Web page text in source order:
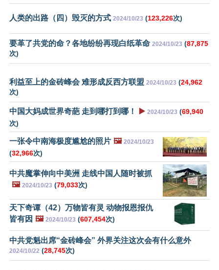
人类的出路（四）毁灭的方式 2024/10/23 (123,226次)
要革了共党的命？各地纷纷再现白纸革命 2024/10/23 (87,875
次)
利益至上的金砖峰会 难形成反西方联盟 2024/10/23 (24,962
次)
中国大妈成世界奇葩 走到哪打到哪！ ▶️ 2024/10/23 (69,940
次)
一张令中南海极度尴尬的照片 🖼️ 2024/10/23
(32,966次)
中共魔掌伸向中美洲 走线中国人随时被抓
🖼️ 2024/10/23 (79,033次)
天下奇谭（42）万物皆有灵 动物报恩报仇
皆有因 🖼️ 2024/10/23 (607,454次)
中共党魁出席“金砖峰会” 外界关注这次会有什么意外
2024/10/22 (28,745次)